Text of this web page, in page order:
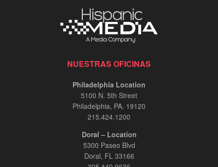
NUESTRAS OFICINAS
Philadelphia Location
5100 N. 5th Street
Philadelphia, PA. 19120
215.424.1200
Doral – Location
5300 Paseo Blvd
Doral, FL 33166